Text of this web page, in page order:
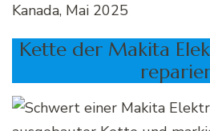
Kanada, Mai 2025
Kette der Makita